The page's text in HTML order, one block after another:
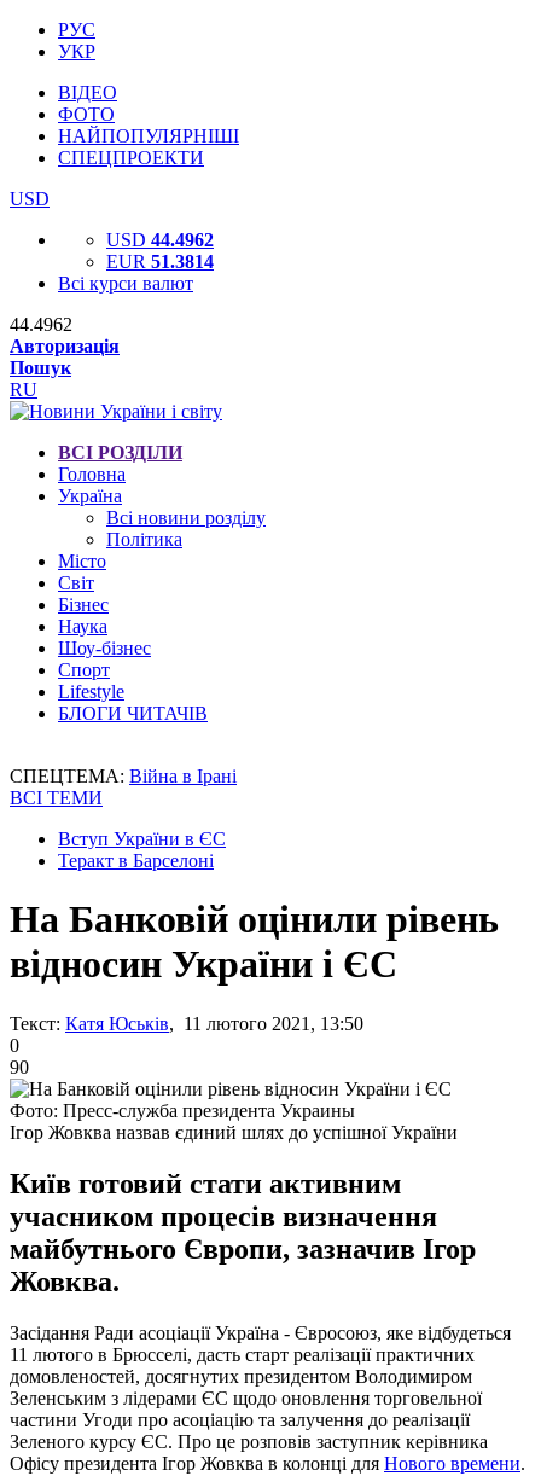
РУС
УКР
ВІДЕО
ФОТО
НАЙПОПУЛЯРНІШІ
СПЕЦПРОЕКТИ
USD
USD 44.4962
EUR 51.3814
Всі курси валют
44.4962
Авторизація
Пошук
RU
ВСІ РОЗДІЛИ
Головна
Україна
Всі новини розділу
Політика
Місто
Світ
Бізнес
Наука
Шоу-бізнес
Спорт
Lifestyle
БЛОГИ ЧИТАЧІВ
СПЕЦТЕМА: Війна в Ірані
ВСІ ТЕМИ
Вступ України в ЄС
Теракт в Барселоні
На Банковій оцінили рівень
відносин України і ЄС
Текст: Катя Юськів, 11 лютого 2021, 13:50
0
90
Фото: Пресс-служба президента Украины
Ігор Жовква назвав єдиний шлях до успішної України
Київ готовий стати активним
учасником процесів визначення
майбутнього Європи, зазначив Ігор
Жовква.
Засідання Ради асоціації Україна - Євроcоюз, яке відбудеться
11 лютого в Брюсселі, дасть старт реалізації практичних
домовленостей, досягнутих президентом Володимиром
Зеленським з лідерами ЄС щодо оновлення торговельної
частини Угоди про асоціацію та залучення до реалізації
Зеленого курсу ЄС. Про це розповів заступник керівника
Офісу президента Ігор Жовква в колонці для Нового времени.